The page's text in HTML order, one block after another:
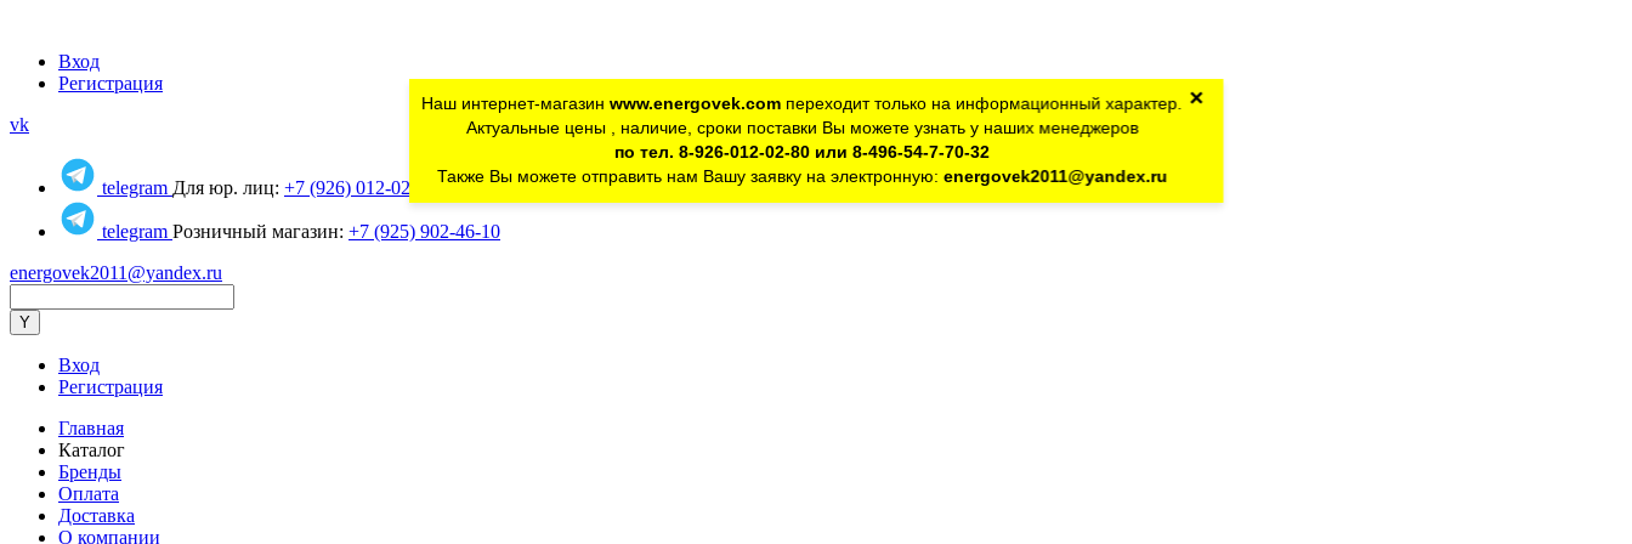
Вход
Регистрация
vk
telegram Для юр. лиц: +7 (926) 012-02-80
telegram Розничный магазин: +7 (925) 902-46-10
energovek2011@yandex.ru
Наш интернет-магазин www.energovek.comпереходит только на информационный характер.
Актуальные цены , наличие, сроки поставки Вы можете узнать у наших менеджеров
по тел. 8-926-012-02-80 или 8-496-54-7-70-32
Также Вы можете отправить нам Вашу заявку на электронную: energovek2011@yandex.ru
×
Вход
Регистрация
Главная
Каталог
Бренды
Оплата
Доставка
О компании